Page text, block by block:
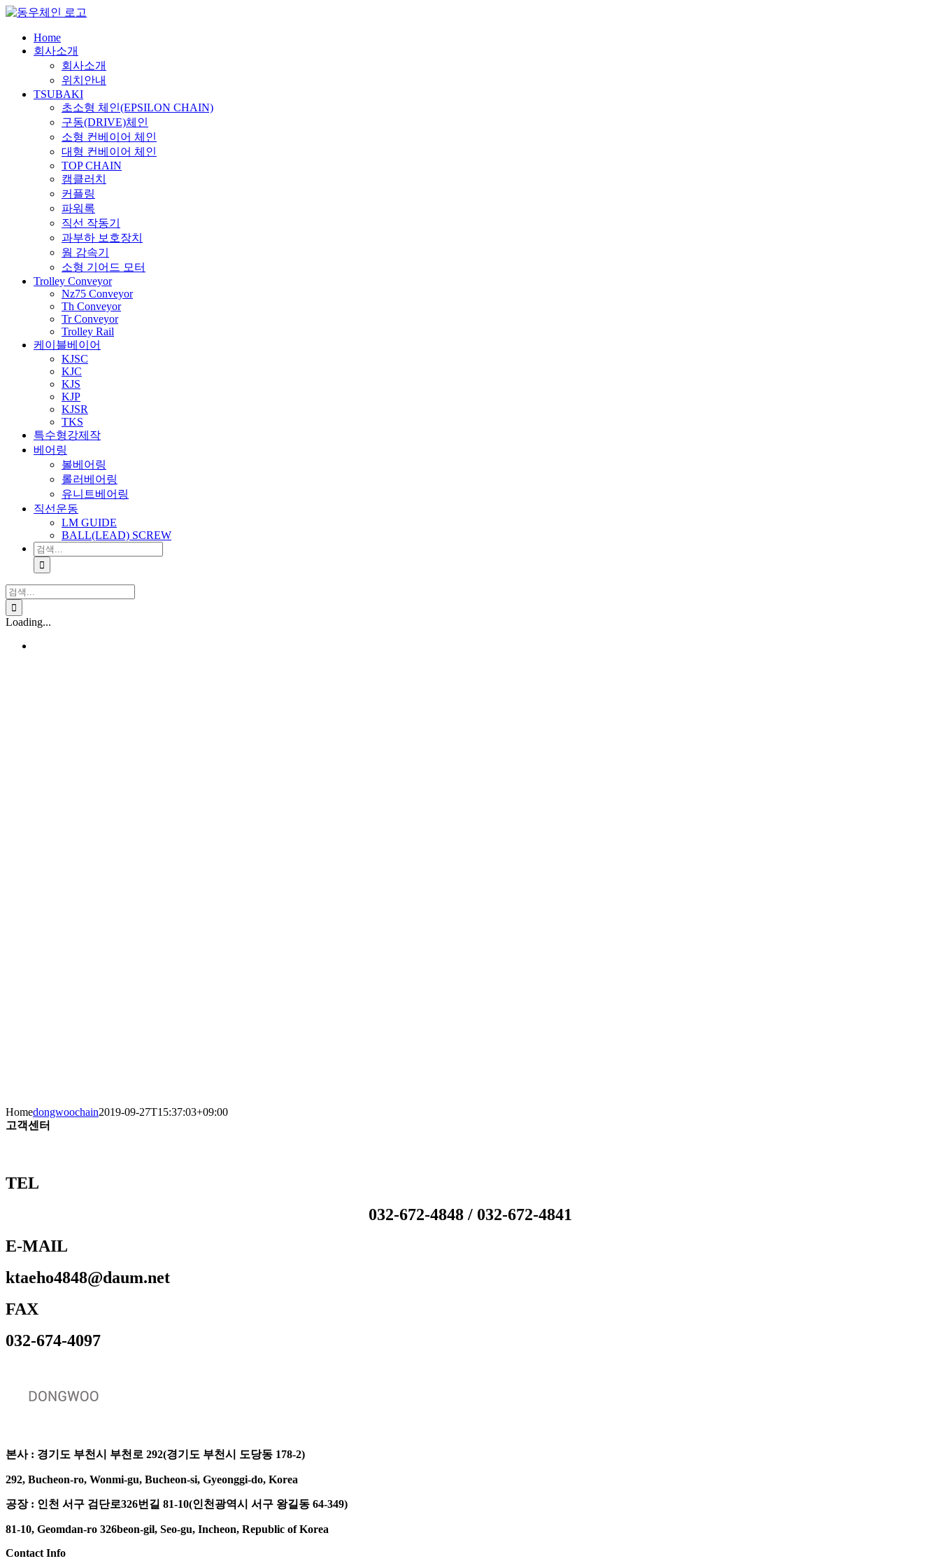
콘
Home
회사소개
회사소개
위치안내
TSUBAKI
초소형 체인(EPSILON CHAIN)
구동(DRIVE)체인
소형 컨베이어 체인
대형 컨베이어 체인
TOP CHAIN
캠클러치
커플링
파워록
직선 작동기
과부하 보호장치
웜 감속기
소형 기어드 모터
Trolley Conveyor
Nz75 Conveyor
Th Conveyor
Tr Conveyor
Trolley Rail
케이블베이어
KJSC
KJC
KJS
KJP
KJSR
TKS
특수형강제작
베어링
볼베어링
롤러베어링
유니트베어링
직선운동
LM GUIDE
BALL(LEAD) SCREW
검
색:
검
색:
Loading...
Homedongwoochain2019-09-27T15:37:03+09:00
고객센터
TEL
032-672-4848 / 032-672-4841
E-MAIL
ktaeho4848@daum.net
FAX
032-674-4097
본사 : 경기도 부천시 부천로 292(경기도 부천시 도당동 178-2)
292, Bucheon-ro, Wonmi-gu, Bucheon-si, Gyeonggi-do, Korea
공장 : 인천 서구 검단로326번길 81-10(인천광역시 서구 왕길동 64-349)
81-10, Geomdan-ro 326beon-gil, Seo-gu, Incheon, Republic of Korea
Contact Info